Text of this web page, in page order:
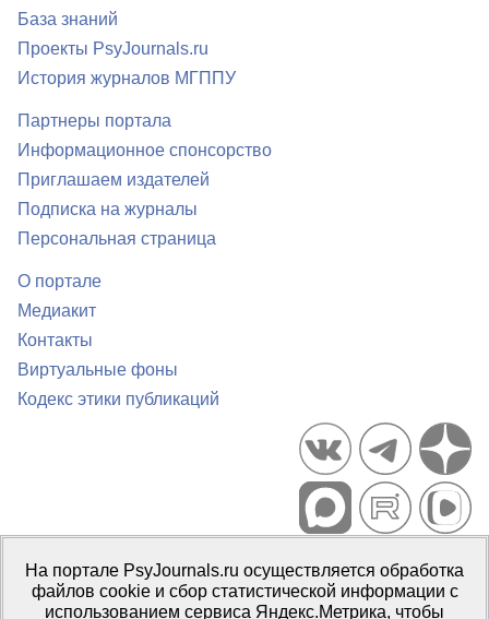
База знаний
Проекты PsyJournals.ru
История журналов МГППУ
Партнеры портала
Информационное спонсорство
Приглашаем издателей
Подписка на журналы
Персональная страница
О портале
Медиакит
Контакты
Виртуальные фоны
Кодекс этики публикаций
Портал психологических изданий PsyJournals.ru, 2007–2026
Правила использования материалов
Свидетельство регистрации СМИЭл № ФС77-66447 от 14 июля
На портале PsyJournals.ru осуществляется обработка
файлов cookie и сбор статистической информации с
использованием сервиса Яндекс.Метрика, чтобы